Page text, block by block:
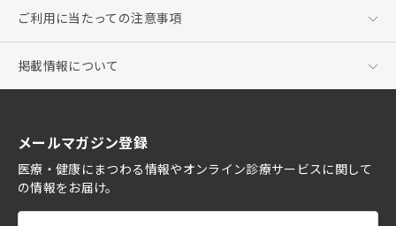
ご利用に当たっての注意事項
掲載情報について
メールマガジン登録
医療・健康にまつわる情報やオンライン診療サービスに関して
の情報をお届け。